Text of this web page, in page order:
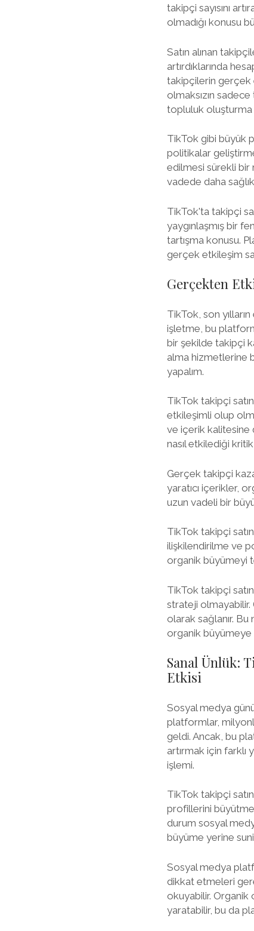
takipçi sayısını
olmadığı konusu
Satın alınan
artırdıklarında
takipçilerin gerçek
olmaksızın
topluluk oluşturma
TikTok gibi büyük
politikalar
edilmesi sürekli bir
vadede daha
TikTok'ta takipçi
yaygınlaşmış bir
tartışma konusu.
gerçek etkileşim
Gerçekten
TikTok, son
işletme, bu
bir şekilde takipçi
alma hizmetlerine
yapalım.
TikTok takipçi
etkileşimli olup
ve içerik kalitesine
nasıl etkilediği
Gerçek takipçi
yaratıcı içerikler,
uzun vadeli bir
TikTok takipçi
ilişkilendirilme ve
organik büyümeyi
TikTok takipçi
strateji olmayabilir.
olarak sağlanır. Bu
organik büyümeye
Sanal Ünlük:
Etkisi
Sosyal medya
platformlar,
geldi. Ancak, bu
artırmak için farklı
işlemi.
TikTok takipçi
profillerini
durum sosyal
büyüme yerine
Sosyal medya
dikkat etmeleri
okuyabilir.
yaratabilir, bu da